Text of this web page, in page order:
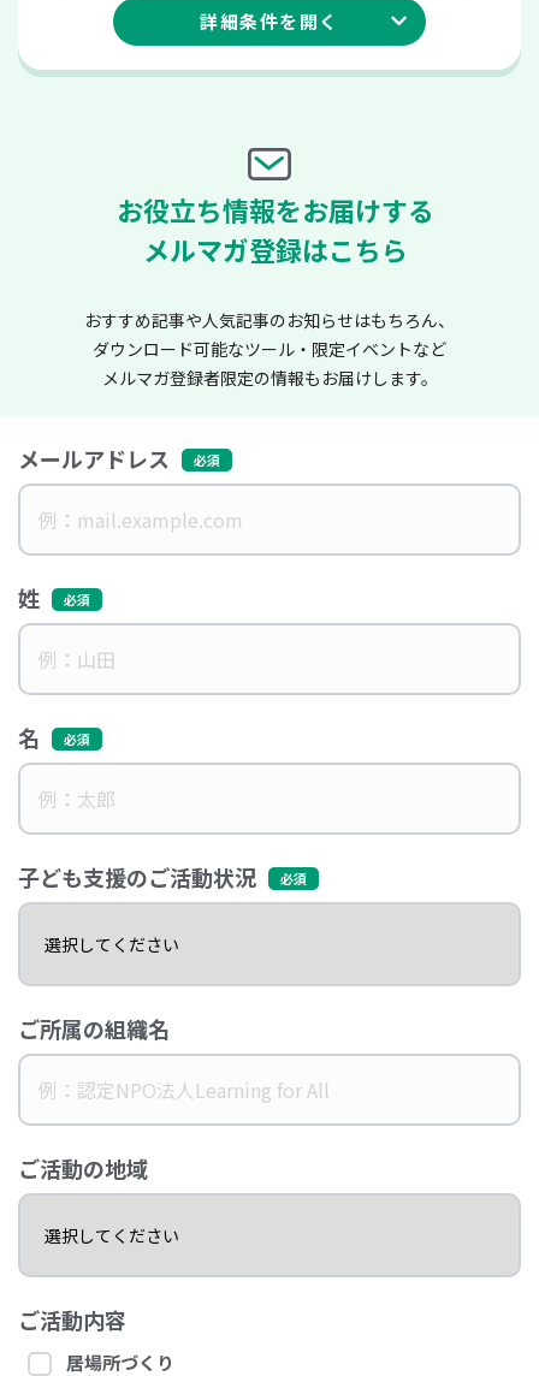
詳細条件を開く
お役立ち情報をお届けする
メルマガ登録はこちら
おすすめ記事や人気記事のお知らせはもちろん、
ダウンロード可能なツール・限定イベントなど
メルマガ登録者限定の情報もお届けします。
メールアドレス
姓
名
子ども支援のご活動状況
ご所属の組織名
ご活動の地域
ご活動内容
居場所づくり